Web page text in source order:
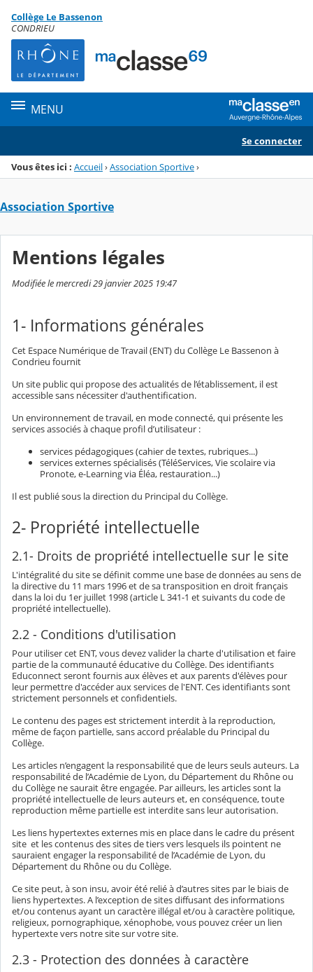
Menu de la rubrique
Contenu
Collège Le Bassenon
CONDRIEU
MENU
Se connecter
Vous êtes ici : Accueil›Association Sportive›
Association Sportive
Mentions légales
Modifiée le mercredi 29 janvier 2025 19:47
1- Informations générales
Cet Espace Numérique de Travail (ENT) du Collège Le Bassenon à
Condrieu fournit
Un site public qui propose des actualités de l’établissement, il est
accessible sans nécessiter d'authentification.
Un environnement de travail, en mode connecté, qui présente les
services associés à chaque profil d’utilisateur :
services pédagogiques (cahier de textes, rubriques...)
services externes spécialisés (TéléServices, Vie scolaire via
Pronote, e-Learning via Éléa, restauration...)
Il est publié sous la direction du Principal du Collège.
2- Propriété intellectuelle
2.1- Droits de propriété intellectuelle sur le site
L'intégralité du site se définit comme une base de données au sens de
la directive du 11 mars 1996 et de sa transposition en droit français
dans la loi du 1er juillet 1998 (article L 341-1 et suivants du code de
propriété intellectuelle).
2.2 - Conditions d'utilisation
Pour utiliser cet ENT, vous devez valider la charte d'utilisation et faire
partie de la communauté éducative du Collège. Des identifiants
Educonnect seront fournis aux élèves et aux parents d'élèves pour
leur permettre d'accéder aux services de l'ENT. Ces identifiants sont
strictement personnels et confidentiels.
Le contenu des pages est strictement interdit à la reproduction,
même de façon partielle, sans accord préalable du Principal du
Collège.
Les articles n’engagent la responsabilité que de leurs seuls auteurs. La
responsabilité de l’Académie de Lyon, du Département du Rhône ou
du Collège ne saurait être engagée. Par ailleurs, les articles sont la
propriété intellectuelle de leurs auteurs et, en conséquence, toute
reproduction même partielle est interdite sans leur autorisation.
Les liens hypertextes externes mis en place dans le cadre du présent
site et les contenus des sites de tiers vers lesquels ils pointent ne
sauraient engager la responsabilité de l’Académie de Lyon, du
Département du Rhône ou du Collège.
Ce site peut, à son insu, avoir été relié à d’autres sites par le biais de
liens hypertextes. A l’exception de sites diffusant des informations
et/ou contenus ayant un caractère illégal et/ou à caractère politique,
religieux, pornographique, xénophobe, vous pouvez créer un lien
hypertexte vers notre site sur votre site.
2.3 - Protection des données à caractère